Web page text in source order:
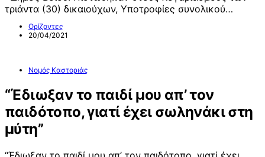
τριάντα (30) δικαιούχων, Υποτροφίες συνολικού…
Ορίζοντες
20/04/2021
Νομός Καστοριάς
“Έδιωξαν το παιδί μου απ’ τον
παιδότοπο, γιατί έχει σωληνάκι στη
μύτη”